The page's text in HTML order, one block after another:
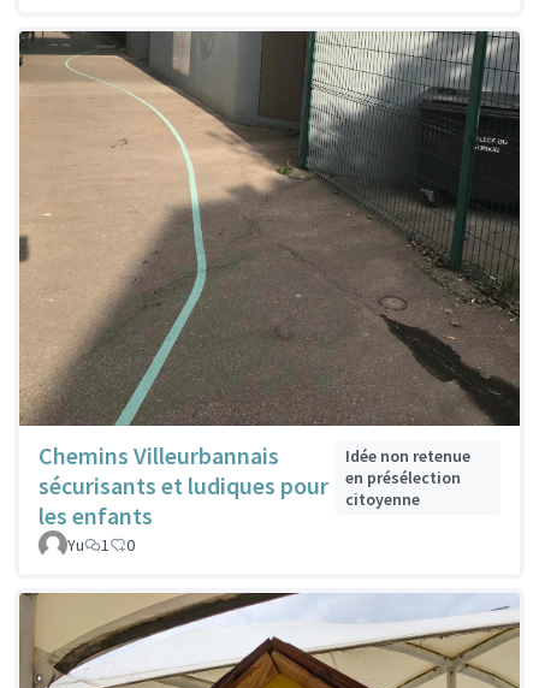
Chemins Villeurbannais
sécurisants et ludiques pour
les enfants
Idée non retenue
en présélection
citoyenne
Yu 1 0